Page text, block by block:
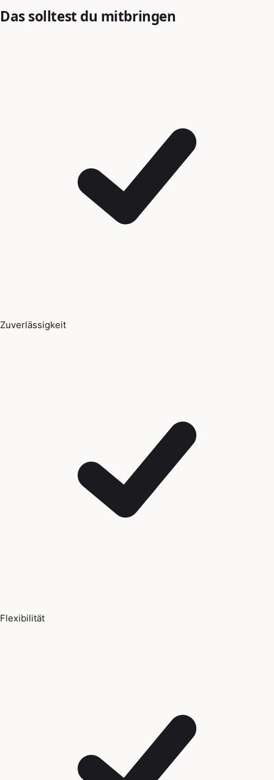
Das solltest du mitbringen
Zuverlässigkeit
Flexibilität